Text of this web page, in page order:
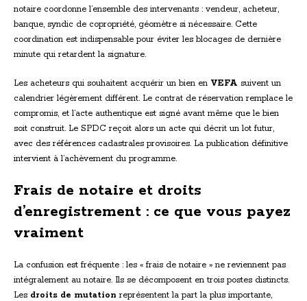
notaire coordonne l’ensemble des intervenants : vendeur, acheteur,
banque, syndic de copropriété, géomètre si nécessaire. Cette
coordination est indispensable pour éviter les blocages de dernière
minute qui retardent la signature.
Les acheteurs qui souhaitent acquérir un bien en VEFA suivent un
calendrier légèrement différent. Le contrat de réservation remplace le
compromis, et l’acte authentique est signé avant même que le bien
soit construit. Le SPDC reçoit alors un acte qui décrit un lot futur,
avec des références cadastrales provisoires. La publication définitive
intervient à l’achèvement du programme.
Frais de notaire et droits
d’enregistrement : ce que vous payez
vraiment
La confusion est fréquente : les « frais de notaire » ne reviennent pas
intégralement au notaire. Ils se décomposent en trois postes distincts.
Les droits de mutation représentent la part la plus importante,